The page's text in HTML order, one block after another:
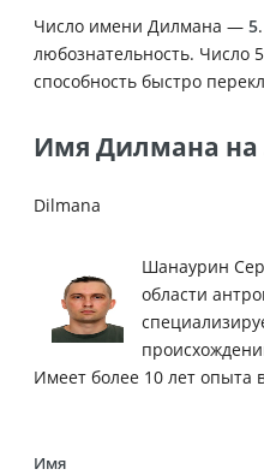
Число имени Дилмана — 5
любознательность. Число
способность быстро
Имя Дилмана на
Dilmana
Шанаурин
области
Имеет более 10 лет опыта
Имя